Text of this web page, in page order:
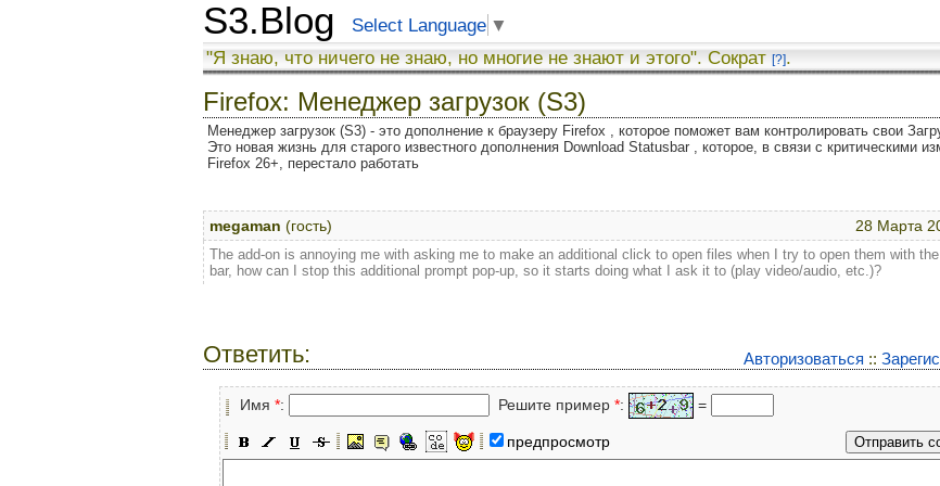
S3.Blog Select Language ▼
"Я знаю, что ничего не знаю, но многие не знают и этого". Сократ [?].
Firefox: Менеджер загрузок (S3)
Менеджер загрузок (S3) - это дополнение к браузеру Firefox , которое поможет вам контролировать свои
Это новая жизнь для старого известного дополнения Download Statusbar , которое, в связи с критическими
Firefox 26+, перестало работать
28 Марта
megaman (гость)
The add-on is annoying me with asking me to make an additional click to open files when I try to open them with the
bar, how can I stop this additional prompt pop-up, so it starts doing what I ask it to (play video/audio, etc.)?
Авторизоваться ::
Ответить:
Имя *: Решите пример *: =
предпросмотр